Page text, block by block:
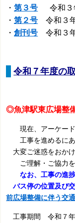
・第３号 令和３
・第２号 令和３
・創刊号 令和３
令和７年度の
◎魚津駅東広場整
現在、アーケード
工事を進めるにあ
大変ご迷惑をおかけ
ご理解・ご協力を
なお、工事の進
バス停の位置及び交
前広場整備に伴う交
工事期間 令和７年